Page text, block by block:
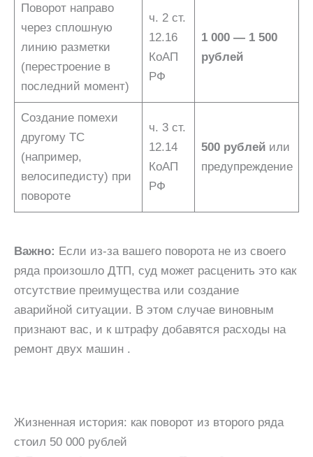
Поворот направо
через сплошную
линию разметки
(перестроение в
последний момент)
ч. 2 ст.
12.16
КоАП
РФ
1 000 — 1 500
рублей
Создание помехи
другому ТС
(например,
велосипедисту) при
повороте
ч. 3 ст.
12.14
КоАП
РФ
500 рублейили
предупреждение
Важно: Если из-за вашего поворота не из своего
ряда произошло ДТП, суд может расценить это как
отсутствие преимущества или создание
аварийной ситуации. В этом случае виновным
признают вас, и к штрафу добавятся расходы на
ремонт двух машин .
Жизненная история: как поворот из второго ряда
стоил 50 000 рублей